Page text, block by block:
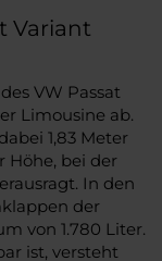
Variant
VW Passat
Limousine ab.
1,83 Meter
Höhe, bei der
In den
der
von 1.780 Liter.
ist, versteht